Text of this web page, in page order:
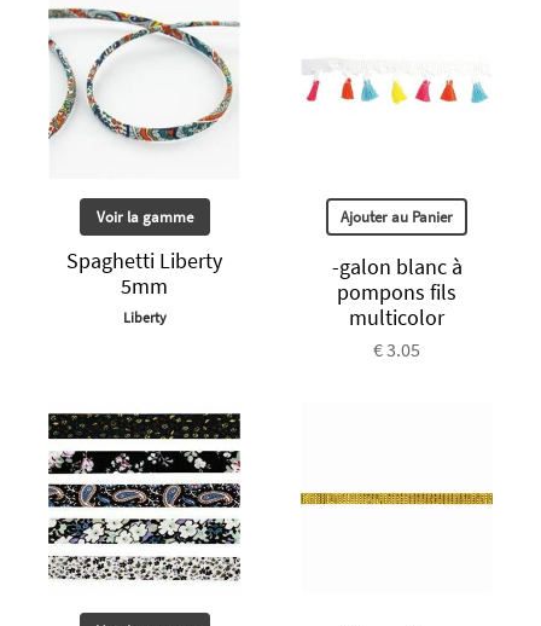
Voir la gamme
Spaghetti Liberty
5mm
Liberty
Ajouter au Panier
-galon blanc à
pompons fils
multicolor
€ 3.05